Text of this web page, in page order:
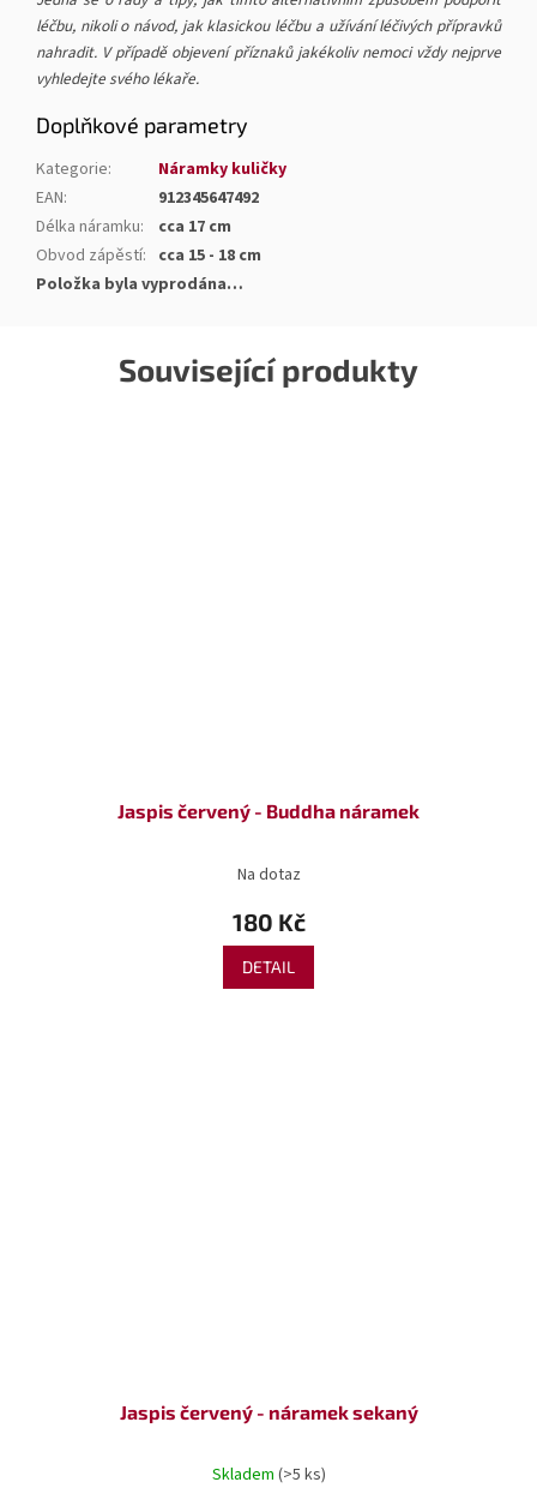
Související produkty
Jaspis červený - Buddha náramek
Na dotaz
180 Kč
DETAIL
Jaspis červený - náramek sekaný
Skladem (>5 ks)
léčbu, nikoli o návod, jak klasickou léčbu a užívání léčivých přípravků
nahradit. V případě objevení příznaků jakékoliv nemoci vždy nejprve
vyhledejte svého lékaře.
Doplňkové parametry
Kategorie:
Náramky kuličky
EAN:
912345647492
Délka náramku:
cca 17 cm
Obvod zápěstí: cca 15 - 18 cm
Položka byla vyprodána…